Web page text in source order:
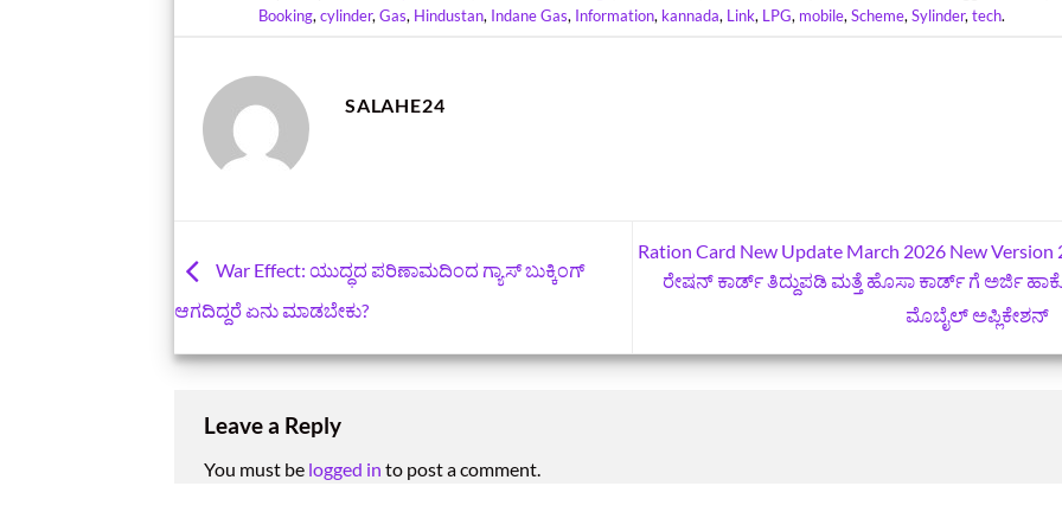
Booking,cylinder,Gas, Hindustan, Indane Gas, Information, kannada, Link, LPG, mobile,Scheme,Sylinder,tech.
SALAHE24
War Effect: ಯುದ್ಧದ ಪರಿಣಾಮದಿಂದ ಗ್ಯಾಸ್ ಬುಕ್ಕಿಂಗ್
ಆಗದಿದ್ದರೆ ಏನು ಮಾಡಬೇಕು?
Ration Card‌ New Update March 2026 New Version
ರೇಷನ್ ಕಾರ್ಡ್ ತಿದ್ದುಪಡಿ ಮತ್ತೆ ಹೊಸಾ ಕಾರ್ಡ್‌ ಗೆ ಅರ್ಜಿ
ಮೊಬೈಲ್‌ ಅಪ್ಲಿಕೇಶನ್
Leave a Reply
You must be logged in to post a comment.